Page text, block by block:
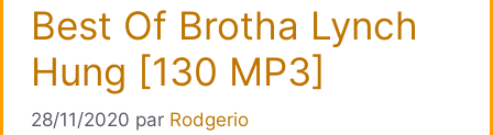
Best Of Brotha Lynch
Hung [130 MP3]
28/11/2020 par Rodgerio